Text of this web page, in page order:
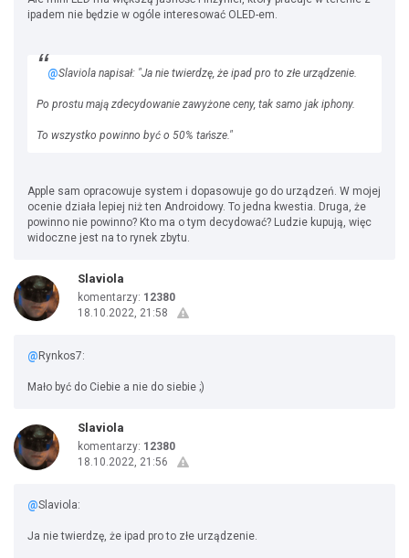
ipadem nie będzie w ogóle interesować OLED-em.
@Slaviola napisał: "Ja nie twierdzę, że ipad pro to złe urządzenie.
Po prostu mają zdecydowanie zawyżone ceny, tak samo jak iphony.
To wszystko powinno być o 50% tańsze."
Apple sam opracowuje system i dopasowuje go do urządzeń. W mojej
ocenie działa lepiej niż ten Androidowy. To jedna kwestia. Druga, że
powinno nie powinno? Kto ma o tym decydować? Ludzie kupują, więc
widoczne jest na to rynek zbytu.
Slaviola
komentarzy: 12380
18.10.2022, 21:58
@ Rynkos7:
Mało być do Ciebie a nie do siebie ;)
Slaviola
komentarzy: 12380
18.10.2022, 21:56
@Slaviola:
Ja nie twierdzę, że ipad pro to złe urządzenie.